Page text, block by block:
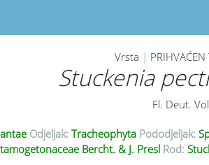
Vrsta |
Stuckenia
Fl. Deut.
Odjeljak: Tracheophyta Pododjeljak:
Bercht. & J. Presl Rod: